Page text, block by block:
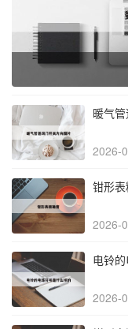
暖气
2026-
钳形
2026-
电铃
2026-